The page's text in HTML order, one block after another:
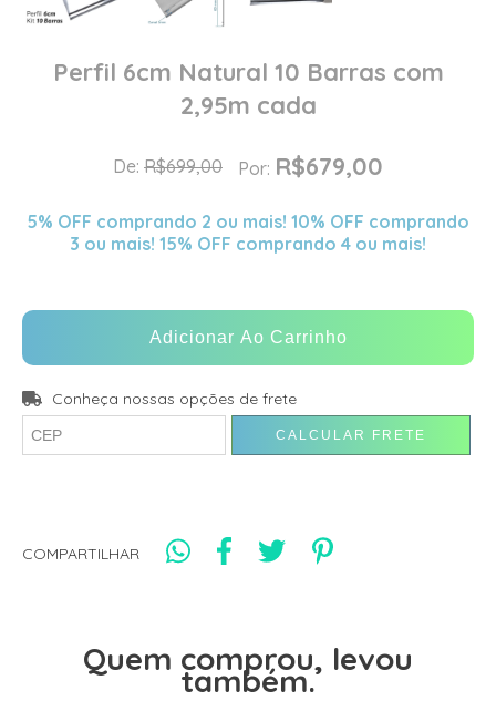
Perfil 6cm Natural 10 Barras com
2,95m cada
De: R$699,00 Por: R$679,00
5% OFF comprando 2 ou mais! 10% OFF comprando
3 ou mais! 15% OFF comprando 4 ou mais!
Conheça nossas opções de frete
CALCULAR FRETE
COMPARTILHAR
Quem comprou, levou
também.